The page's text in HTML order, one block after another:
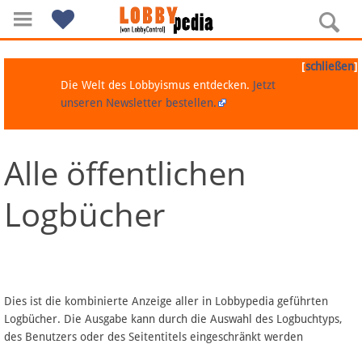
Navigation
Über Lobbypedia
Artikel nach Kategorien
FAQ
[schließen]
Die Welt des Lobbyismus entdecken. Jetzt
unseren Newsletter bestellen.
Alle öffentlichen
Logbücher
Dies ist die kombinierte Anzeige aller in Lobbypedia geführten
Logbücher. Die Ausgabe kann durch die Auswahl des Logbuchtyps,
des Benutzers oder des Seitentitels eingeschränkt werden